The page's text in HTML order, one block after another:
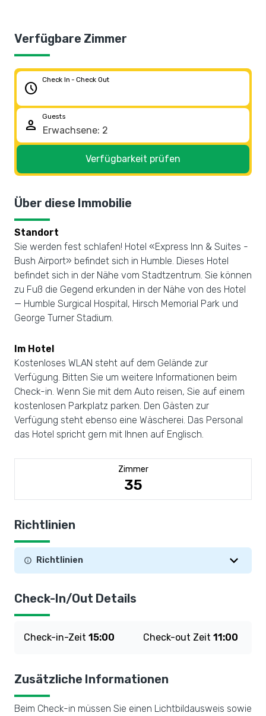
Verfügbare Zimmer
schedule
Check In - Check Out
person
Guests
Verfügbarkeit prüfen
Über diese Immobilie
Standort
Sie werden fest schlafen! Hotel «Express Inn & Suites -
Bush Airport» befindet sich in Humble. Dieses Hotel
befindet sich in der Nähe vom Stadtzentrum. Sie können
zu Fuß die Gegend erkunden in der Nähe von des Hotel
— Humble Surgical Hospital, Hirsch Memorial Park und
George Turner Stadium.
Im Hotel
Kostenloses WLAN steht auf dem Gelände zur
Verfügung. Bitten Sie um weitere Informationen beim
Check-in. Wenn Sie mit dem Auto reisen, Sie auf einem
kostenlosen Parkplatz parken. Den Gästen zur
Verfügung steht ebenso eine Wäscherei. Das Personal
das Hotel spricht gern mit Ihnen auf Englisch.
Zimmer
35
Richtlinien
Richtlinien
Check-In/Out Details
Check-in-Zeit 15:00 Check-out Zeit 11:00
Zusätzliche Informationen
Beim Check-in müssen Sie einen Lichtbildausweis sowie